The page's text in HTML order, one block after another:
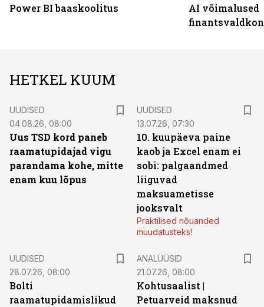
Power BI baaskoolitus
AI võimalused
HETKEL KUUM
UUDISED
04.08.26, 08:00
Uus TSD kord paneb
raamatupidajad vigu
parandama kohe, mitte
enam kuu lõpus
UUDISED
13.07.26, 07:30
10. kuupäeva paine
kaob ja Excel enam ei
sobi: palgaandmed
liiguvad
maksuametisse
jooksvalt
Praktilised nõuanded
muudatusteks!
UUDISED
28.07.26, 08:00
Bolti
raamatupidamislikud
ANALÜÜSID
21.07.26, 08:00
Kohtusaalist |
Petuarveid maksnud